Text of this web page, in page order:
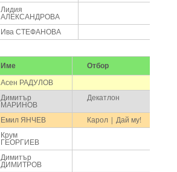
Лидия
АЛЕКСАНДРОВА
Ива СТЕФАНОВА
Име Отбор
Асен РАДУЛОВ
Димитър
МАРИНОВ
Декатлон
Емил ЯНЧЕВ Карол | Дай му!
Крум
ГЕОРГИЕВ
Димитър
ДИМИТРОВ